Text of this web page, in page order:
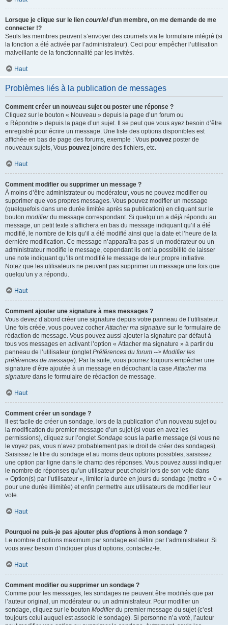
Lorsque je clique sur le lien courrield’un membre, on me demande de me
connecter !?
Seuls les membres peuvent s’envoyer des courriels via le formulaire intégré (si
la fonction a été activée par l’administrateur). Ceci pour empêcher l’utilisation
malveillante de la fonctionnalité par les invités.
Haut
Problèmes liés à la publication de messages
Comment créer un nouveau sujet ou poster une réponse ?
Cliquez sur le bouton « Nouveau » depuis la page d’un forum ou
« Répondre » depuis la page d’un sujet. Il se peut que vous ayez besoin d’être
enregistré pour écrire un message. Une liste des options disponibles est
affichée en bas de page des forums, exemple : Vous pouvez poster de
nouveaux sujets, Vous pouvez joindre des fichiers, etc.
Haut
Comment modifier ou supprimer un message ?
À moins d’être administrateur ou modérateur, vous ne pouvez modifier ou
supprimer que vos propres messages. Vous pouvez modifier un message
(quelquefois dans une durée limitée après sa publication) en cliquant sur le
bouton modifierdu message correspondant. Si quelqu’un a déjà répondu au
message, un petit texte s’affichera en bas du message indiquant qu’il a été
modifié, le nombre de fois qu’il a été modifié ainsi que la date et l’heure de la
dernière modification. Ce message n’apparaîtra pas si un modérateur ou un
administrateur modifie le message, cependant ils ont la possibilité de laisser
une note indiquant qu’ils ont modifié le message de leur propre initiative.
Notez que les utilisateurs ne peuvent pas supprimer un message une fois que
quelqu’un y a répondu.
Haut
Comment ajouter une signature à mes messages ?
Vous devez d’abord créer une signature depuis votre panneau de l’utilisateur.
Une fois créée, vous pouvez cocherAttacher ma signature sur le formulaire de
rédaction de message. Vous pouvez aussi ajouter la signature par défaut à
tous vos messages en activant l’option « Attacher ma signature » à partir du
panneau de l’utilisateur (ongletPréférences du forum --> Modifier les
préférences de message). Par la suite, vous pourrez toujours empêcher une
signature d’être ajoutée à un message en décochant la caseAttacher ma
signature dans le formulaire de rédaction de message.
Haut
Comment créer un sondage ?
Il est facile de créer un sondage, lors de la publication d’un nouveau sujet ou
la modification du premier message d’un sujet (si vous en avez les
permissions), cliquez sur l’ongletSondage sous la partie message (si vous ne
le voyez pas, vous n’avez probablement pas le droit de créer des sondages).
Saisissez le titre du sondage et au moins deux options possibles, saisissez
une option par ligne dans le champ des réponses. Vous pouvez aussi indiquer
le nombre de réponses qu’un utilisateur peut choisir lors de son vote dans
« Option(s) par l’utilisateur », limiter la durée en jours du sondage (mettre « 0 »
pour une durée illimitée) et enfin permettre aux utilisateurs de modifier leur
vote.
Haut
Pourquoi ne puis-je pas ajouter plus d’options à mon sondage ?
Le nombre d’options maximum par sondage est défini par l’administrateur. Si
vous avez besoin d’indiquer plus d’options, contactez-le.
Haut
Comment modifier ou supprimer un sondage ?
Comme pour les messages, les sondages ne peuvent être modifiés que par
l’auteur original, un modérateur ou un administrateur. Pour modifier un
sondage, cliquez sur le bouton Modifierdu premier message du sujet (c’est
toujours celui auquel est associé le sondage). Si personne n’a voté, l’auteur